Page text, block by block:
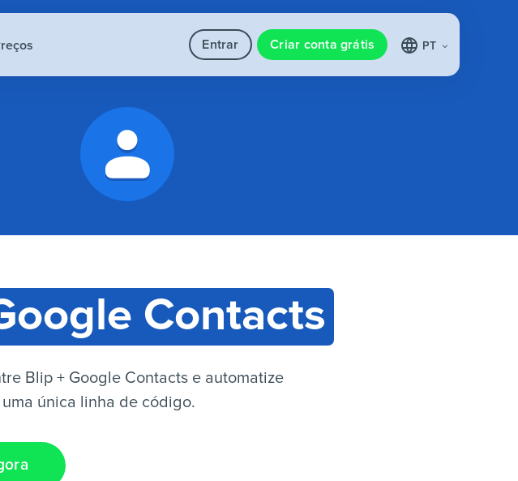
Entrar Criar conta grátis PT
Contacts
Blip + Google Contacts e automatize
única linha de código.